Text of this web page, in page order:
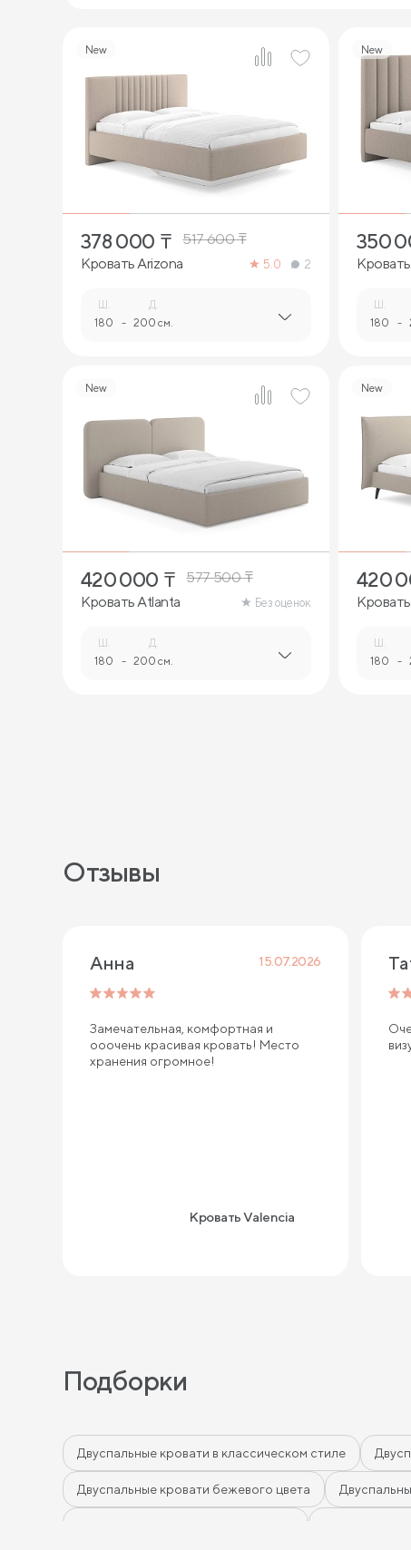
New
4
378 000 ₸ 517 600₸
Кровать Arizona
5.0 2
Ш.
180 -
Д.
200 см.
New
350
Ш.
180 -
New
4
420 000 ₸ 577 500₸
Кровать Atlanta
Без оценок
Ш.
180 -
Д.
200 см.
New
420
Ш.
180 -
Отзывы
Анна 15.07.2026
Замечательная, комфортная и
ооочень красивая кровать! Место
хранения огромное!
Кровать Valencia
Подборки
Двуспальные кровати в классическом стиле
Двуспальные кровати бежевого цвета